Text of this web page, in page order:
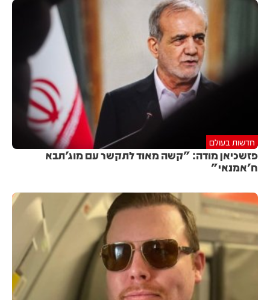
חדשות בעולם
פזשכיאן מודה: "קשה מאוד לתקשר עם מוג'תבא
ח'אמנאי"